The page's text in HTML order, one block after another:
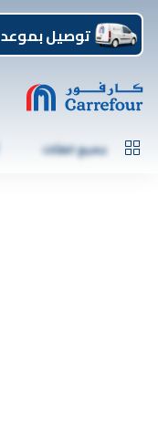
توصيل بموعد
جميع الفئات